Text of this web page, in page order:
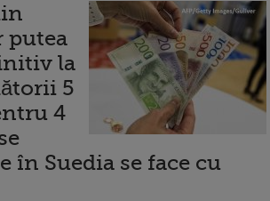
putea
la
5
4
în Suedia se face cu